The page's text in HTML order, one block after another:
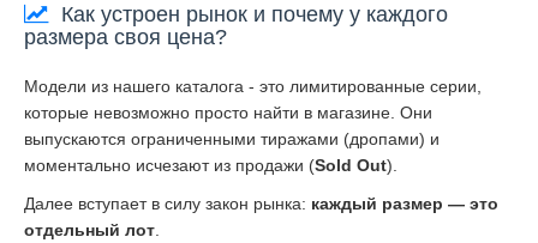
Как устроен рынок и почему у каждого
размера своя цена?
Модели из нашего каталога - это лимитированные серии,
которые невозможно просто найти в магазине. Они
выпускаются ограниченными тиражами (дропами) и
моментально исчезают из продажи (Sold Out).
Далее вступает в силу закон рынка: каждый размер — это
отдельный лот